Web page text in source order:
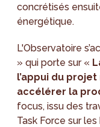
concrétisés
énergétique.
L'Observatoire
» qui porte sur «
l’appui du
accélérer la
focus, issu des
Task Force sur